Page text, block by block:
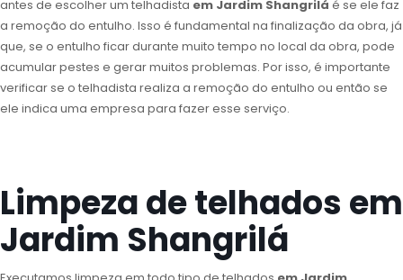
antes de escolher um telhadista em Jardim Shangrilá é se ele faz
a remoção do entulho. Isso é fundamental na finalização da obra, já
que, se o entulho ficar durante muito tempo no local da obra, pode
acumular pestes e gerar muitos problemas. Por isso, é importante
verificar se o telhadista realiza a remoção do entulho ou então se
ele indica uma empresa para fazer esse serviço.
Limpeza de telhados em
Jardim Shangrilá